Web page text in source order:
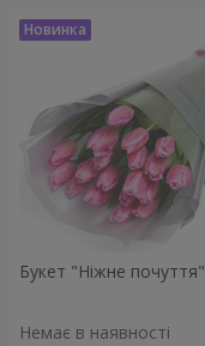
Букет "Ніжне почуття"
Немає в наявності